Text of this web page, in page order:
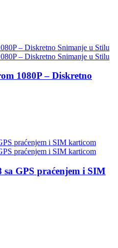
1080P – Diskretno
sa GPS praćenjem i SIM